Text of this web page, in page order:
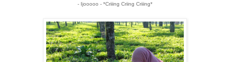
- Ijooooo - *Criiing Criing Criiing*